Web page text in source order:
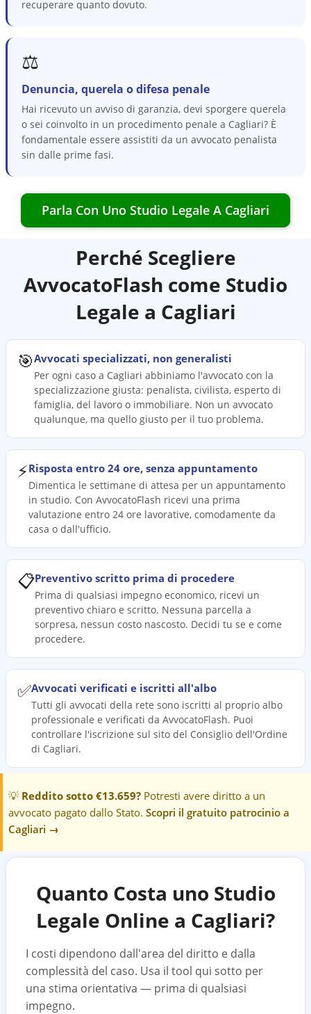
recuperare quanto dovuto.
⚖️
Denuncia, querela o difesa penale
Hai ricevuto un avviso di garanzia, devi sporgere querela
o sei coinvolto in un procedimento penale a Cagliari? È
fondamentale essere assistiti da un avvocato penalista
sin dalle prime fasi.
Parla Con Uno Studio Legale A Cagliari
Perché Scegliere
AvvocatoFlash come Studio
Legale a Cagliari
🎯Avvocati specializzati, non generalisti
Per ogni caso a Cagliari abbiniamo l'avvocato con la
specializzazione giusta: penalista, civilista, esperto di
famiglia, del lavoro o immobiliare. Non un avvocato
qualunque, ma quello giusto per il tuo problema.
⚡Risposta entro 24 ore, senza appuntamento
Dimentica le settimane di attesa per un appuntamento
in studio. Con AvvocatoFlash ricevi una prima
valutazione entro 24 ore lavorative, comodamente da
casa o dall'ufficio.
📋Preventivo scritto prima di procedere
Prima di qualsiasi impegno economico, ricevi un
preventivo chiaro e scritto. Nessuna parcella a
sorpresa, nessun costo nascosto. Decidi tu se e come
procedere.
✅Avvocati verificati e iscritti all'albo
Tutti gli avvocati della rete sono iscritti al proprio albo
professionale e verificati da AvvocatoFlash. Puoi
controllare l'iscrizione sul sito del Consiglio dell'Ordine
di Cagliari.
💡 Reddito sotto €13.659? Potresti avere diritto a un
avvocato pagato dallo Stato. Scopri il gratuito patrocinio a
Cagliari →
Quanto Costa uno Studio
Legale Online a Cagliari?
I costi dipendono dall'area del diritto e dalla
complessità del caso. Usa il tool qui sotto per
una stima orientativa — prima di qualsiasi
impegno.